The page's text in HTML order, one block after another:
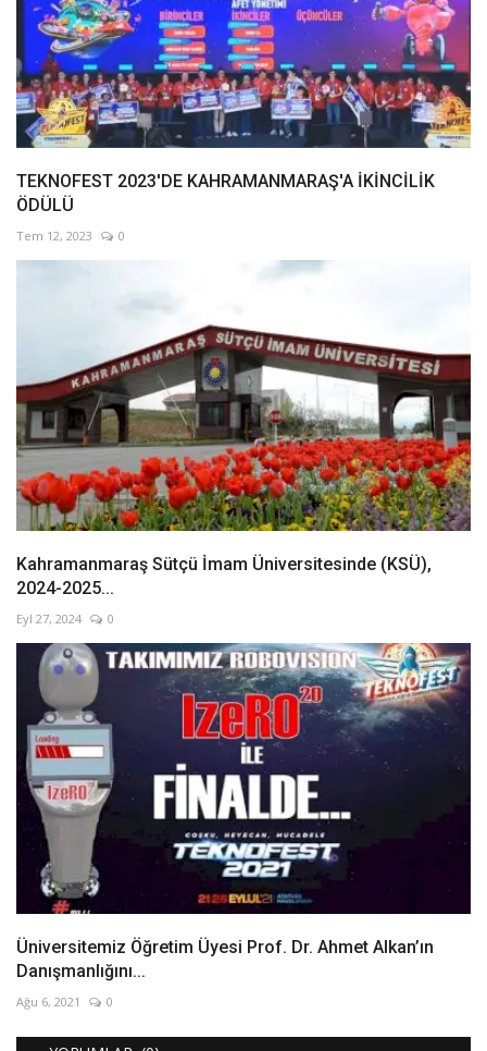
TEKNOFEST 2023'DE KAHRAMANMARAŞ'A İKİNCİLİK
ÖDÜLÜ
Tem 12, 2023 0
Kahramanmaraş Sütçü İmam Üniversitesinde (KSÜ),
2024-2025...
Eyl 27, 2024 0
Üniversitemiz Öğretim Üyesi Prof. Dr. Ahmet Alkan’ın
Danışmanlığını...
Ağu 6, 2021 0